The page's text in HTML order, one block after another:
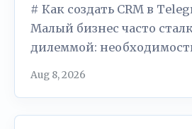
# Как создать CRM в
Малый бизнес часто
дилеммой:
Aug 8, 2026